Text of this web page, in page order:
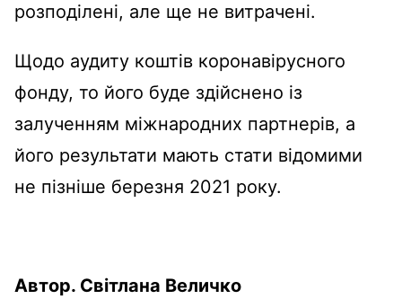
розподілені, але ще не витрачені.
Щодо аудиту коштів коронавірусного
фонду, то його буде здійснено із
залученням міжнародних партнерів, а
його результати мають стати відомими
не пізніше березня 2021 року.
Автор. Світлана Величко